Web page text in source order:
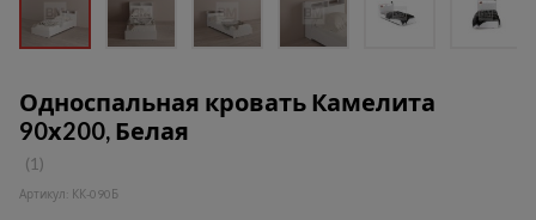
Односпальная кровать Камелита
90х200, Белая
(1)
Артикул: КК-090Б